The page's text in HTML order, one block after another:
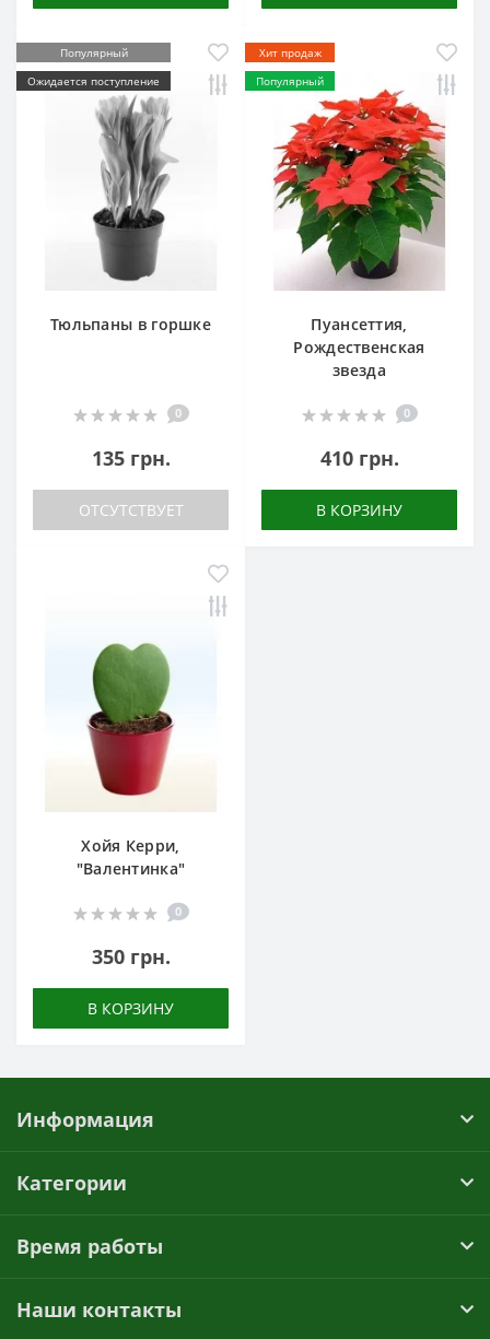
Популярный
Ожидается поступление
Тюльпаны в горшке
0
135 грн.
ОТСУТСТВУЕТ
Хит продаж
Популярный
Пуансеттия,
Рождественская
звезда
0
410 грн.
В КОРЗИНУ
Хойя Керри,
"Валентинка"
0
350 грн.
В КОРЗИНУ
Информация
Категории
Время работы
Наши контакты